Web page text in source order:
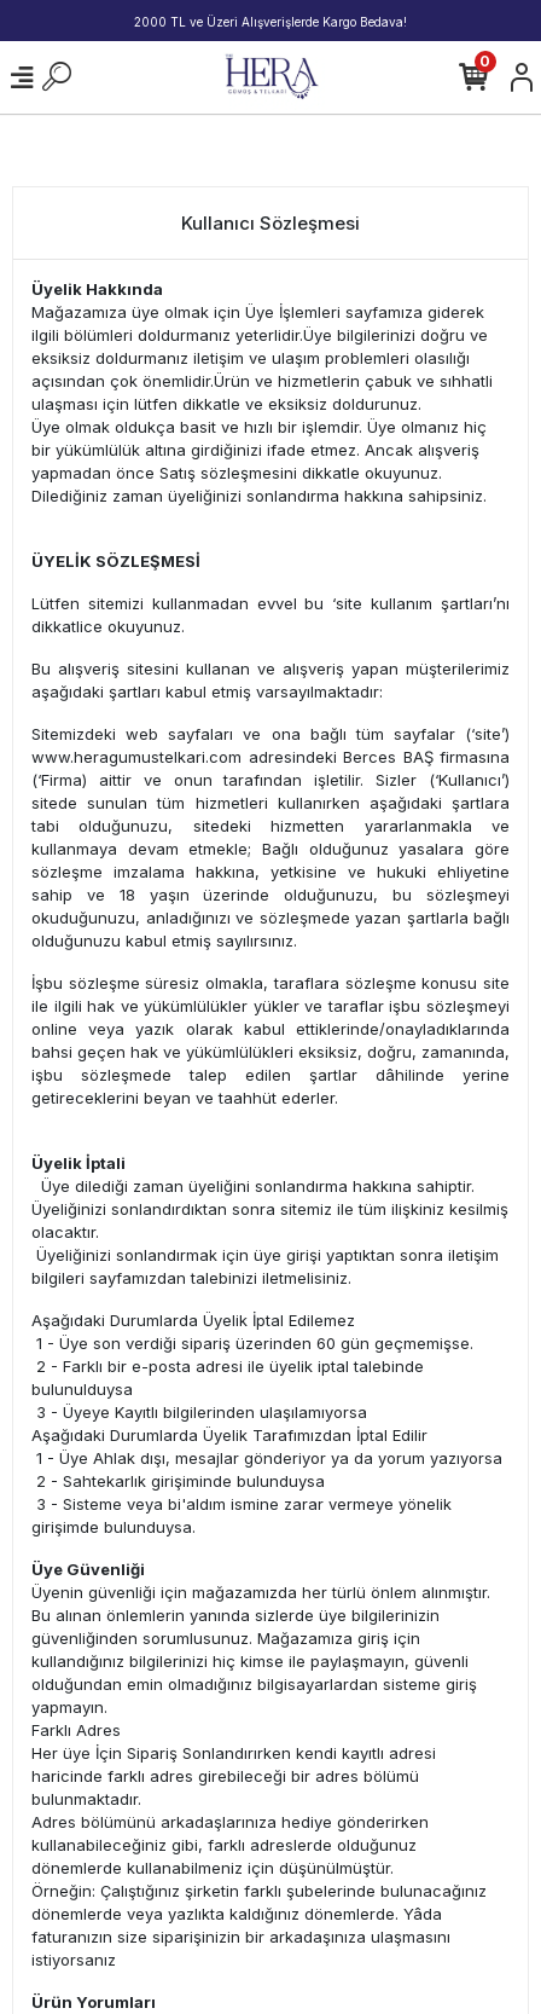
2000 TL ve Üzeri Alışverişlerde Kargo Bedava!
0
Kullanıcı Sözleşmesi
Üyelik Hakkında
Mağazamıza üye olmak için Üye İşlemleri sayfamıza giderek
ilgili bölümleri doldurmanız yeterlidir.Üye bilgilerinizi doğru ve
eksiksiz doldurmanız iletişim ve ulaşım problemleri olasılığı
açısından çok önemlidir.Ürün ve hizmetlerin çabuk ve sıhhatli
ulaşması için lütfen dikkatle ve eksiksiz doldurunuz.
Üye olmak oldukça basit ve hızlı bir işlemdir. Üye olmanız hiç
bir yükümlülük altına girdiğinizi ifade etmez. Ancak alışveriş
yapmadan önce Satış sözleşmesini dikkatle okuyunuz.
Dilediğiniz zaman üyeliğinizi sonlandırma hakkına sahipsiniz.
ÜYELİK SÖZLEŞMESİ
Lütfen sitemizi kullanmadan evvel bu ‘site kullanım şartları’nı
dikkatlice okuyunuz.
Bu alışveriş sitesini kullanan ve alışveriş yapan müşterilerimiz
aşağıdaki şartları kabul etmiş varsayılmaktadır:
Sitemizdeki web sayfaları ve ona bağlı tüm sayfalar (‘site’)
www.heragumustelkari.com adresindeki Berces BAŞ firmasına
(‘Firma) aittir ve onun tarafından işletilir. Sizler (‘Kullanıcı’)
sitede sunulan tüm hizmetleri kullanırken aşağıdaki şartlara
tabi olduğunuzu, sitedeki hizmetten yararlanmakla ve
kullanmaya devam etmekle; Bağlı olduğunuz yasalara göre
sözleşme imzalama hakkına, yetkisine ve hukuki ehliyetine
sahip ve 18 yaşın üzerinde olduğunuzu, bu sözleşmeyi
okuduğunuzu, anladığınızı ve sözleşmede yazan şartlarla bağlı
olduğunuzu kabul etmiş sayılırsınız.
İşbu sözleşme süresiz olmakla, taraflara sözleşme konusu site
ile ilgili hak ve yükümlülükler yükler ve taraflar işbu sözleşmeyi
online veya yazık olarak kabul ettiklerinde/onayladıklarında
bahsi geçen hak ve yükümlülükleri eksiksiz, doğru, zamanında,
işbu sözleşmede talep edilen şartlar dâhilinde yerine
getireceklerini beyan ve taahhüt ederler.
Üyelik İptali
Üye dilediği zaman üyeliğini sonlandırma hakkına sahiptir.
Üyeliğinizi sonlandırdıktan sonra sitemiz ile tüm ilişkiniz kesilmiş
olacaktır.
Üyeliğinizi sonlandırmak için üye girişi yaptıktan sonra iletişim
bilgileri sayfamızdan talebinizi iletmelisiniz.
Aşağıdaki Durumlarda Üyelik İptal Edilemez
1 - Üye son verdiği sipariş üzerinden 60 gün geçmemişse.
2 - Farklı bir e-posta adresi ile üyelik iptal talebinde
bulunulduysa
3 - Üyeye Kayıtlı bilgilerinden ulaşılamıyorsa
Aşağıdaki Durumlarda Üyelik Tarafımızdan İptal Edilir
1 - Üye Ahlak dışı, mesajlar gönderiyor ya da yorum yazıyorsa
2 - Sahtekarlık girişiminde bulunduysa
3 - Sisteme veya bi'aldım ismine zarar vermeye yönelik
girişimde bulunduysa.
Üye Güvenliği
Üyenin güvenliği için mağazamızda her türlü önlem alınmıştır.
Bu alınan önlemlerin yanında sizlerde üye bilgilerinizin
güvenliğinden sorumlusunuz. Mağazamıza giriş için
kullandığınız bilgilerinizi hiç kimse ile paylaşmayın, güvenli
olduğundan emin olmadığınız bilgisayarlardan sisteme giriş
yapmayın.
Farklı Adres
Her üye İçin Sipariş Sonlandırırken kendi kayıtlı adresi
haricinde farklı adres girebileceği bir adres bölümü
bulunmaktadır.
Adres bölümünü arkadaşlarınıza hediye gönderirken
kullanabileceğiniz gibi, farklı adreslerde olduğunuz
dönemlerde kullanabilmeniz için düşünülmüştür.
Örneğin: Çalıştığınız şirketin farklı şubelerinde bulunacağınız
dönemlerde veya yazlıkta kaldığınız dönemlerde. Yâda
faturanızın size siparişinizin bir arkadaşınıza ulaşmasını
istiyorsanız
Ürün Yorumları